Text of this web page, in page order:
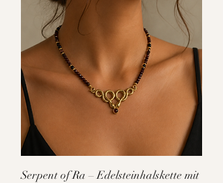
Serpent of Ra – Edelsteinhalskette mit